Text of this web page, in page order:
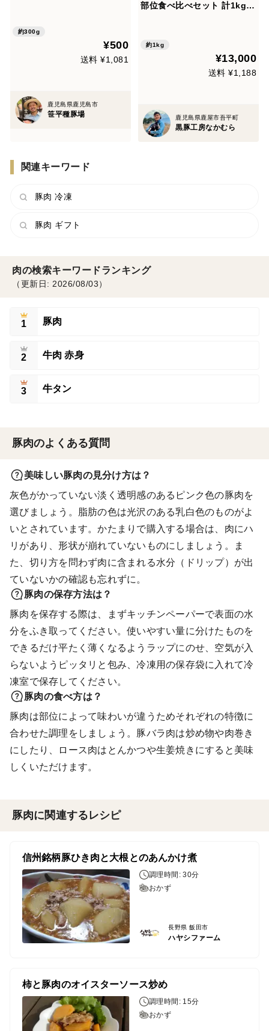
約300g
¥500
送料 ¥1,081
鹿児島県鹿児島市
笹平種豚場
部位食べ比べセット 計1kg
約1kg
¥13,000
送料 ¥1,188
鹿児島県鹿屋市吾平町
黒豚工房なかむら
関連キーワード
豚肉 冷凍
豚肉 ギフト
肉の検索キーワードランキング
（更新日: 2026/08/03）
1 豚肉
2 牛肉 赤身
3 牛タン
豚肉のよくある質問
美味しい豚肉の見分け方は？
灰色がかっていない淡く透明感のあるピンク色の豚肉を
選びましょう。脂肪の色は光沢のある乳白色のものがよ
いとされています。かたまりで購入する場合は、肉にハ
リがあり、形状が崩れていないものにしましょう。ま
た、切り方を問わず肉に含まれる水分（ドリップ）が出
ていないかの確認も忘れずに。
豚肉の保存方法は？
豚肉を保存する際は、まずキッチンペーパーで表面の水
分をふき取ってください。使いやすい量に分けたものを
できるだけ平たく薄くなるようラップにのせ、空気が入
らないようピッタリと包み、冷凍用の保存袋に入れて冷
凍室で保存してください。
豚肉の食べ方は？
豚肉は部位によって味わいが違うためそれぞれの特徴に
合わせた調理をしましょう。豚バラ肉は炒め物や肉巻き
にしたり、ロース肉はとんかつや生姜焼きにすると美味
しくいただけます。
豚肉に関連するレシピ
信州銘柄豚ひき肉と大根とのあんかけ煮
調理時間: 30分
おかず
長野県 飯田市
ハヤシファーム
柿と豚肉のオイスターソース炒め
調理時間: 15分
おかず